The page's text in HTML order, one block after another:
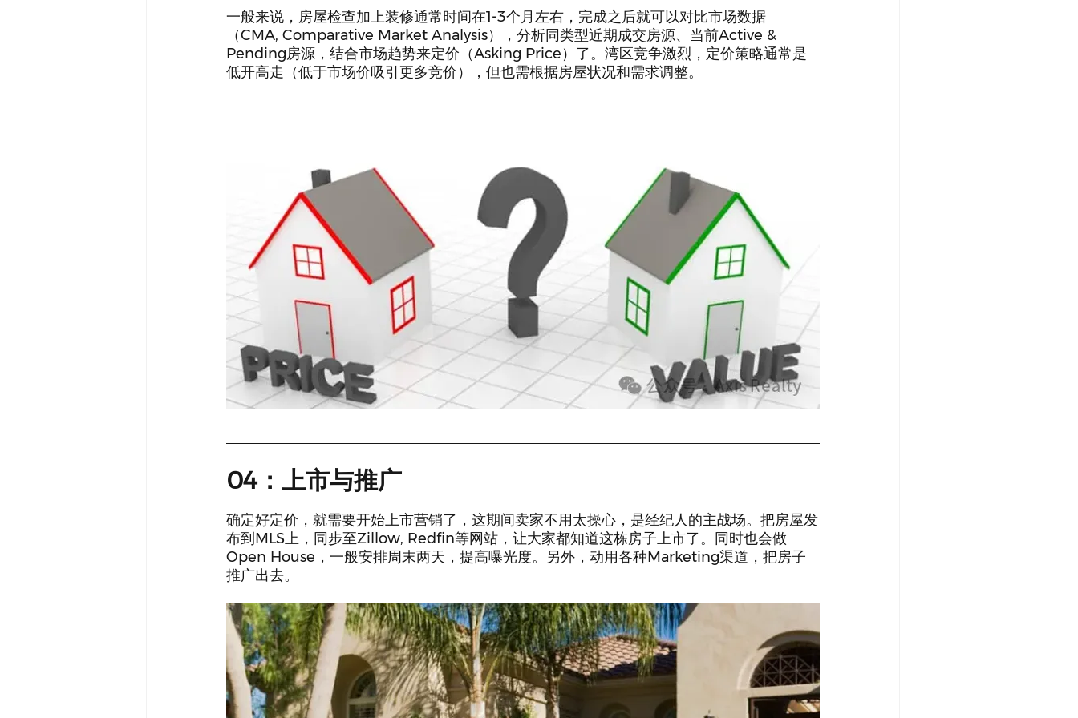
一般来说，房屋检查加上装修通常时间在1-3个月左右，完成之后就可以对比市场数据
（CMA, Comparative Market Analysis），分析同类型近期成交房源、当前Active &
Pending房源，结合市场趋势来定价（Asking Price）了。湾区竞争激烈，定价策略通常是
低开高走（低于市场价吸引更多竞价），但也需根据房屋状况和需求调整。
04：上市与推广
确定好定价，就需要开始上市营销了，这期间卖家不用太操心，是经纪人的主战场。把房屋发
布到MLS上，同步至Zillow, Redfin等网站，让大家都知道这栋房子上市了。同时也会做
Open House，一般安排周末两天，提高曝光度。另外，动用各种Marketing渠道，把房子
推广出去。